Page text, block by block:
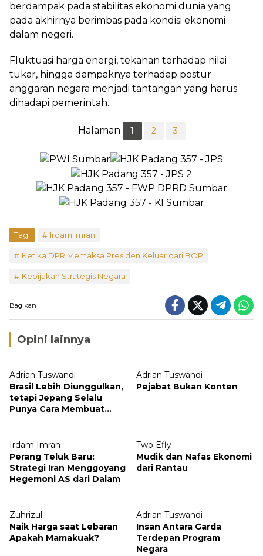
berdampak pada stabilitas ekonomi dunia yang
pada akhirnya berimbas pada kondisi ekonomi
dalam negeri.
Fluktuasi harga energi, tekanan terhadap nilai
tukar, hingga dampaknya terhadap postur
anggaran negara menjadi tantangan yang harus
dihadapi pemerintah.
Halaman 1 2 3
Tag: Irdam Imran
Ketika DPR Memaksa Presiden Keluar dari BOP
Kebijakan Strategis Negara
Bagikan
Opini lainnya
Adrian Tuswandi
Brasil Lebih Diunggulkan,
tetapi Jepang Selalu
Punya Cara Membuat
Adrian Tuswandi
Pejabat Bukan Konten
Irdam Imran
Perang Teluk Baru:
Strategi Iran Menggoyang
Hegemoni AS dari Dalam
Two Efly
Mudik dan Nafas Ekonomi
dari Rantau
Zuhrizul
Naik Harga saat Lebaran
Apakah Mamakuak?
Adrian Tuswandi
Insan Antara Garda
Terdepan Program
Negara